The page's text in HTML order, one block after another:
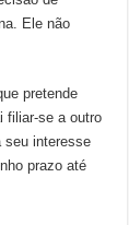
Ele não
pretende
filiar-se a outro
seu interesse
prazo até